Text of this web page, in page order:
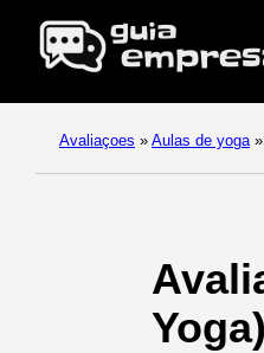
Avaliaçoes » Aulas de yoga »